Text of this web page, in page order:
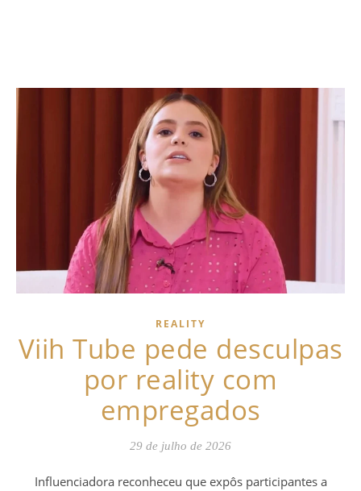
REALITY
Viih Tube pede desculpas
por reality com
empregados
29 de julho de 2026
Influenciadora reconheceu que expôs participantes a